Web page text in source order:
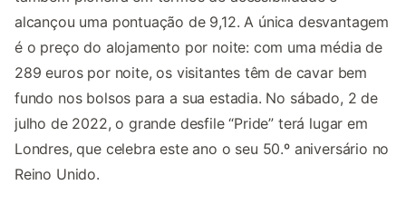
alcançou uma pontuação de 9,12. A única desvantagem
é o preço do alojamento por noite: com uma média de
289 euros por noite, os visitantes têm de cavar bem
fundo nos bolsos para a sua estadia. No sábado, 2 de
julho de 2022, o grande desfile “Pride” terá lugar em
Londres, que celebra este ano o seu 50.º aniversário no
Reino Unido.